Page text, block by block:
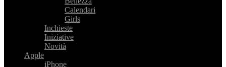
Calendari
Girls
Inchieste
Iniziative
Novità
Apple
iPhone